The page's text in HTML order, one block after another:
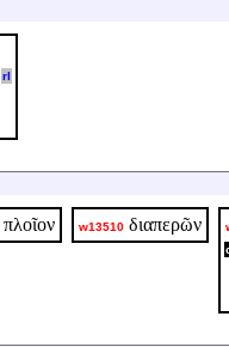
rl
πλοῖον w13510 διαπερῶν